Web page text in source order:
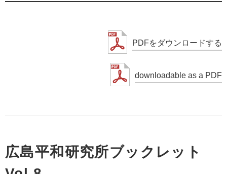
PDFをダウンロードする
downloadable as a PDF
広島平和研究所ブックレット